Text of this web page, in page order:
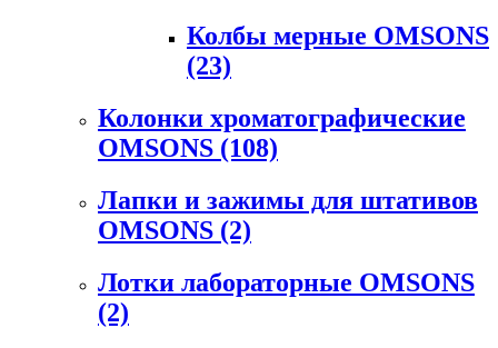
Колбы мерные OMSONS
(23)
Колонки хроматографические
OMSONS (108)
Лапки и зажимы для штативов
OMSONS (2)
Лотки лабораторные OMSONS
(2)